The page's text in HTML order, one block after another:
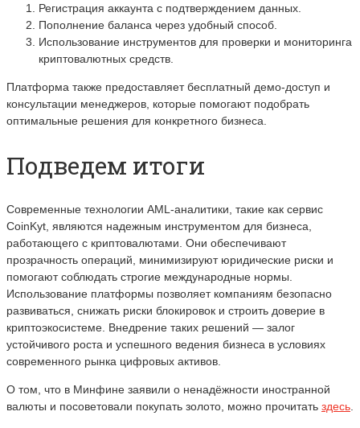
Регистрация аккаунта с подтверждением данных.
Пополнение баланса через удобный способ.
Использование инструментов для проверки и мониторинга
криптовалютных средств.
Платформа также предоставляет бесплатный демо-доступ и
консультации менеджеров, которые помогают подобрать
оптимальные решения для конкретного бизнеса.
Подведем итоги
Современные технологии AML-аналитики, такие как сервис
CoinKyt, являются надежным инструментом для бизнеса,
работающего с криптовалютами. Они обеспечивают
прозрачность операций, минимизируют юридические риски и
помогают соблюдать строгие международные нормы.
Использование платформы позволяет компаниям безопасно
развиваться, снижать риски блокировок и строить доверие в
криптоэкосистеме. Внедрение таких решений — залог
устойчивого роста и успешного ведения бизнеса в условиях
современного рынка цифровых активов.
О том, что в Минфине заявили о ненадёжности иностранной
валюты и посоветовали покупать золото, можно прочитать здесь